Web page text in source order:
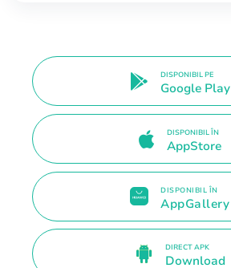
DISPONIBIL PE
Google Play
DISPONIBIL ÎN
AppStore
DISPONIBIL ÎN
AppGallery
DIRECT APK
Download